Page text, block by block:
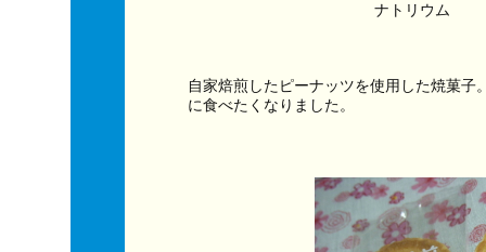
ナトリウム　　
自家焙煎したピーナッツを使用した焼菓子
に食べたくなりました。